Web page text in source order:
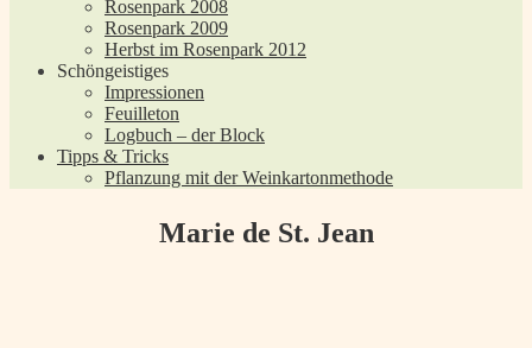
Rosenpark 2008
Rosenpark 2009
Herbst im Rosenpark 2012
Schöngeistiges
Impressionen
Feuilleton
Logbuch – der Block
Tipps & Tricks
Pflanzung mit der Weinkartonmethode
Marie de St. Jean